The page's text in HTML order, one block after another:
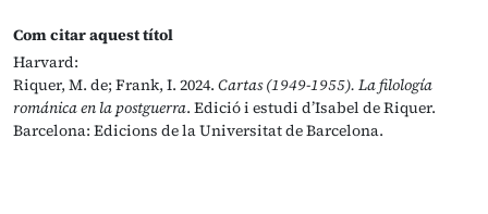
Com citar aquest títol
Harvard:
Riquer, M. de; Frank, I. 2024. Cartas (1949-1955). La filología
románica en la postguerra. Edició i estudi d’Isabel de Riquer.
Barcelona: Edicions de la Universitat de Barcelona.